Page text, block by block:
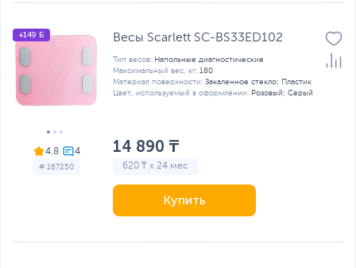
4.8
# 167250
+149 Б Весы Scarlett SC-BS33ED102
Тип весов: Напольные диагностические
Максимальный вес, кг: 180
Материал поверхности: Закаленное стекло; Пластик
Цвет, используемый в оформлении: Розовый; Серый
14 890 ₸
620 ₸ x 24 мес
Купить